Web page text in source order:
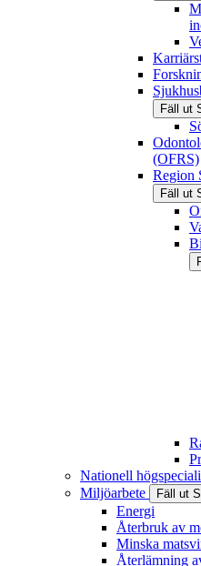
Fäll ut
(OFRS)
Region
Fäll ut
Nationell
Miljöarbete
Fäll ut
Energi
Återbruk av
Minska
Återlämning